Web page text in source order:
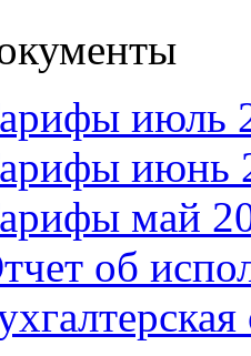
июль
июнь
май
об